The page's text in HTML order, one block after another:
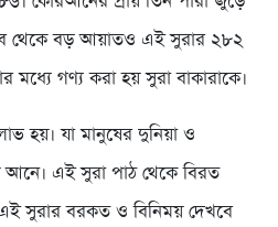
থেকে বড় আয়াতও এই সুরার ২৮২
মধ্যে গণ্য করা হয় সুরা বাকারাকে।
হয়। যা মানুষের দুনিয়া ও
এই সুরা পাঠ থেকে বিরত
সুরার বরকত ও বিনিময় দেখবে